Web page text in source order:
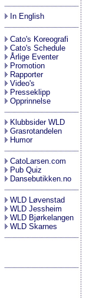
In English
Cato's Koreografi
Cato's Schedule
Årlige Eventer
Promotion
Rapporter
Video's
Presseklipp
Opprinnelse
Klubbsider WLD
Grasrotandelen
Humor
CatoLarsen.com
Pub Quiz
Dansebutikken.no
WLD Løvenstad
WLD Jessheim
WLD Bjørkelangen
WLD Skarnes